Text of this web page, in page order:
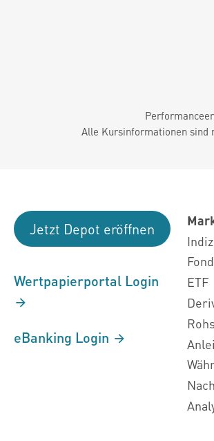
Alle Kursinformationen sind
Jetzt Depot eröffnen
Wertpapierportal Login
eBanking Login
ETF